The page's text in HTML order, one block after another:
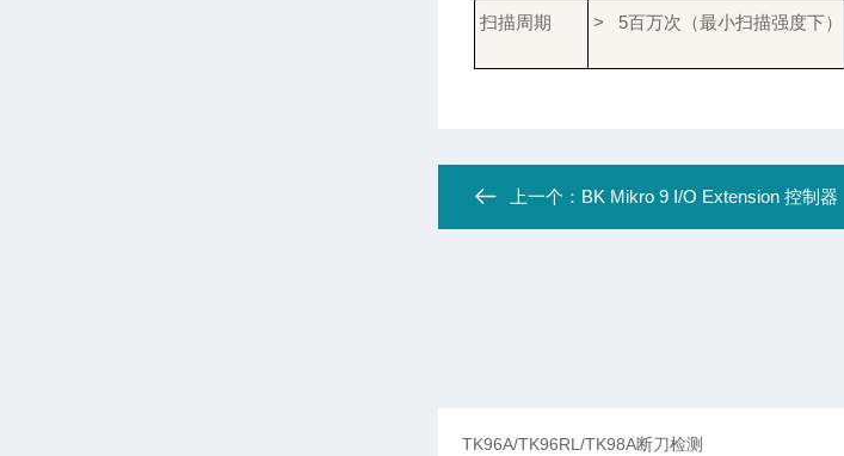
扫描周期 > 5百万次（最小扫描强度下）
上一个： BK Mikro 9 I/O Extension 控制器